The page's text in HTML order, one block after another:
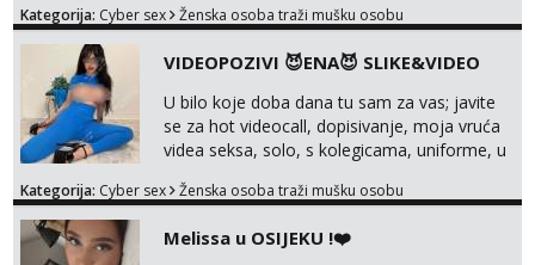
solo i s partnerom, kolegicama
haljine, štikle, samostojeće itd. Nudim
svakakva videa seksa, pušenje, razne
lokacije, suradnje s kolegicama, fetiši..
Dopisivanje i slike također radim. NIŠTA UŽI...
Kategorija: Cyber sex Ženska osoba traži mušku osobu
VIDEOPOZIVI 😈ENA😈 SLIKE&VIDEO
U bilo koje doba dana tu sam za vas; javite
se za hot videocall, dopisivanje, moja vruća
videa seksa, solo, s kolegicama, uniforme, u
+385919977166 Telegram 👉
UŽIVO
Kategorija: Cyber sex Ženska osoba traži mušku osobu
Melissa u OSIJEKU !❤️